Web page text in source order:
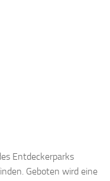
Entdeckerparks
Geboten wird eine